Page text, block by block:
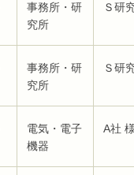
事務所・研
究所
Ｓ研
事務所・研
究所
Ｓ研
電気・電子
機器
A社